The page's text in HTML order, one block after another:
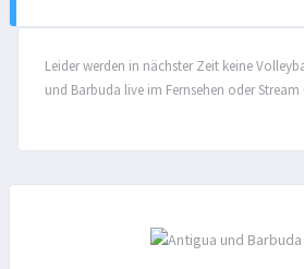
Leider werden in nächster Zeit keine
und Barbuda live im Fernsehen oder